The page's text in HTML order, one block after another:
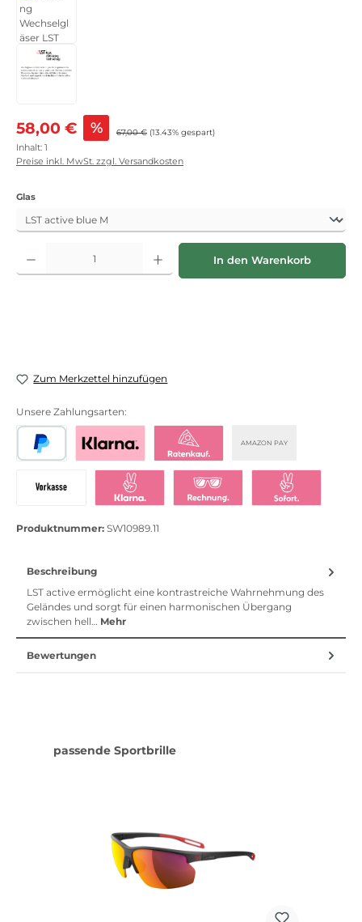
Verkaufspreis:
58,00 € % Regulärer Preis:
67,00 € (13.43% gespart)
Inhalt: 1
Preise inkl. MwSt. zzgl. Versandkosten
Glasauswählen
Produkt Anzahl: Gib den gewünschten Wert ein oder benutze die
In den Warenkorb
Zum Merkzettel hinzufügen
Unsere Zahlungsarten:
AMAZON PAY
Produktnummer: SW10989.11
Beschreibung
LST active ermöglicht eine kontrastreiche Wahrnehmung des
Geländes und sorgt für einen harmonischen Übergang
zwischen hell… Mehr
Bewertungen
Produktgalerie überspringen
passende Sportbrille